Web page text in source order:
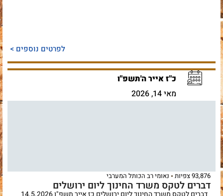
לפרטים נוספים >
כ"ז אייר ה'תשפ"ו
מאי 14, 2026
93,876 צפיות נאומי רב הכותל המערבי
דברים לטקס משרד החינוך ליום ירושלים